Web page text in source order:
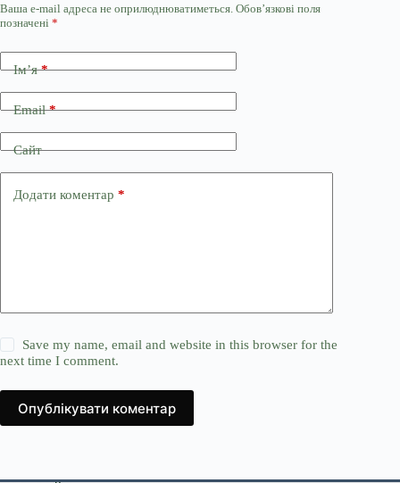
Ваша e-mail адреса не оприлюднюватиметься. Обов’язкові поля
позначені *
Ім’я*
Email*
Сайт
Додати коментар *
Save my name, email and website in this browser for the
next time I comment.
Опублікувати коментар